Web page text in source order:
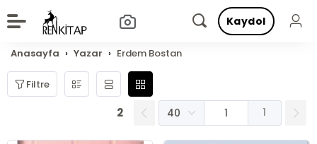
Kaydol
Anasayfa Yazar Erdem Bostan
Filtre
2 1